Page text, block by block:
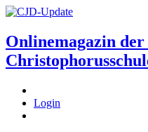
Onlinemagazin der
Login